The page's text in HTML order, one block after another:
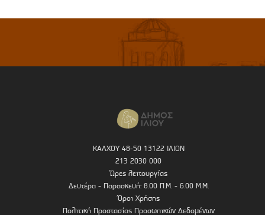
ΚΑΛΧΟΥ 48-50 13122 ΙΛΙΟΝ
213 2030 000
Ώρες λειτουργίας
Δευτέρα - Παρασκευή: 8.00 Π.Μ. - 6.00 Μ.Μ.
Όροι Χρήσης
Πολιτική Προστασίας Προσωπικών Δεδομένων